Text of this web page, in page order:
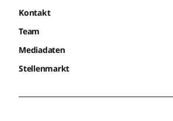
Kontakt
Team
Mediadaten
Stellenmarkt